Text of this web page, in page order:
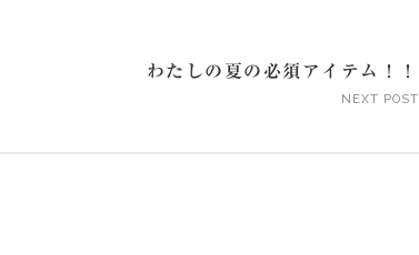
わたしの夏の必須アイテム！！
NEXT POST